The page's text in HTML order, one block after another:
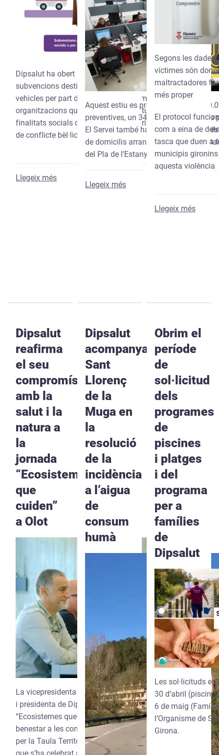
Dipsalut ha obert una nova convocatòria de
subvencions destinada a fomentar l'adquisició de
vehicles per part d'entitats sense ànim de lucre i
organitzacions que desenvolupen actuacions amb
finalitats socials o d'ajuda humanitària en zones
de conflicte bèl·lic.
Llegeix méssobre Dipsalut obre una nova línia de
Aquest estiu es preveu fer prop de
preventives, un 34,4 % més que l’estiu
El Servei també ha contactat amb més
de domicilis arran dels incendis del
del Pla de l’Estany.
Llegeix méssobre El Servei Local de
Segons les dades
víctimes són
maltractadores
més proper
El protocol
com a eina de
tasca que duen a
municipis
aquesta violència
Llegeix méssobre
Dipsalut
reafirma
el seu
compromís
amb la
salut i la
natura a
la
jornada
“Ecosistemes
que
cuiden”
a Olot
La vicepresidenta tercera de la Diputació de Girona
i presidenta de Dipsalut ha obert avui la jornada
“Ecosistemes que cuiden: comunitat, natura i
benestar a les comarques gironines”, impulsada
per la Taula Territorial Salut i Natura de Girona,
Dipsalut
acompanya
Sant
Llorenç
de la
Muga en
la
resolució
de la
incidència
a l’aigua
de
consum
humà
Obrim el
període
de
sol·licitud
dels
programes
de
piscines
i platges
i del
programa
per a
famílies
de
Dipsalut
Les sol·licituds
30 d’abril
6 de maig
l’Organisme de
Girona.